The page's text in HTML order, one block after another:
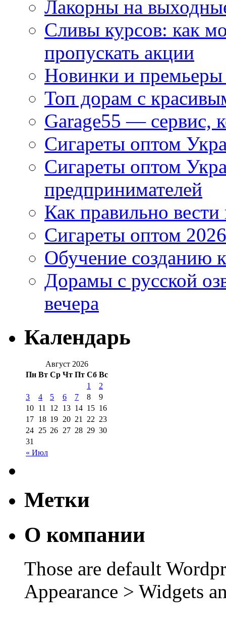
Лакорны на
Сливы курсов: как
пропускать акции
Новинки и
Топ дорам с
Garage55 — сервис,
Сигареты оптом
Сигареты оптом
предпринимателей
Как правильно
Сигареты оптом
Обучение созданию
Дорамы с русской
вечера
Календарь
Август 2026
Пн Вт Ср Чт Пт Сб Вс
« Июл
1
2
3
4 5 6 7 8
9
10 11 12 13 14 15 16
17 18 19 20 21 22 23
24 25 26 27 28 29 30
31
Метки
О компании
Those are default
Appearance > Widgets